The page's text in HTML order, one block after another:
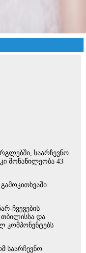
საარჩევნო
მონაწილეობა 43
ჩვევების
თბილისსა და
კომპონენტებს
საარჩევნო